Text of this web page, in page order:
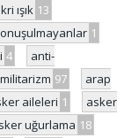
ışık 13
1
4
anti-
97
arap
aileleri 1
asker
uğurlama 18